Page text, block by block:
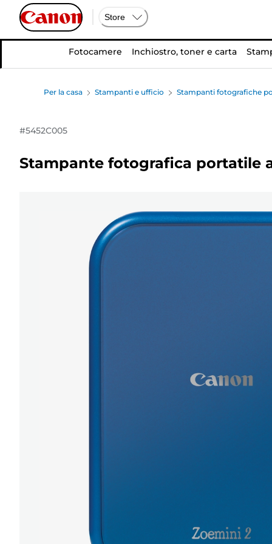
Store
Fotocamere Inchiostro, toner e carta
Per la casa Stampanti e ufficio Stampanti fotografiche
#5452C005
Stampante fotografica portatile